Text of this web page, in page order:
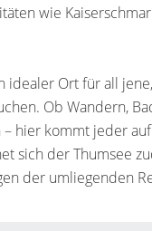
wie
idealer Ort für all
Ob Wandern,
hier kommt jeder
sich der Thumsee
der umliegenden